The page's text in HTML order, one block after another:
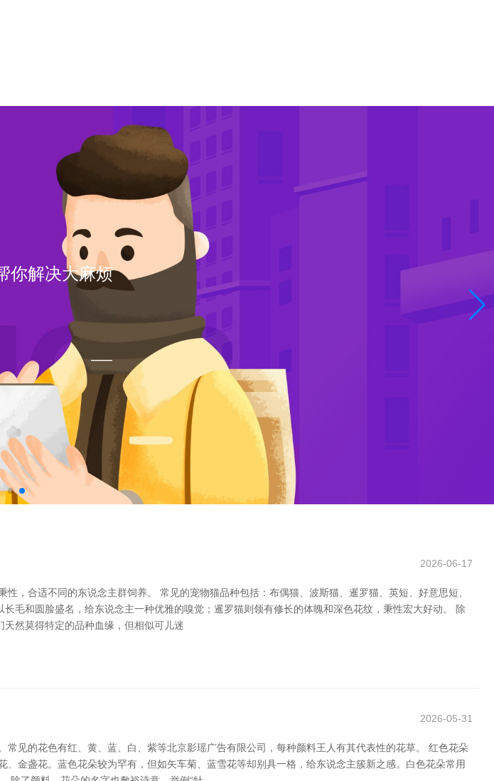
你解决大麻烦
2026-06-17
，合适不同的东说念主群饲养。 常见的宠物猫品种包括：布偶猫、波斯猫、暹罗猫、英短、好意思短、
毛和圆脸盛名，给东说念主一种优雅的嗅觉；暹罗猫则领有修长的体魄和深色花纹，秉性宏大好动。 除
然莫得特定的品种血缘，但相似可儿迷
2026-05-31
见的花色有红、黄、蓝、白、紫等北京影瑶广告有限公司，每种颜料王人有其代表性的花草。 红色花朵
金盏花。蓝色花朵较为罕有，但如矢车菊、蓝雪花等却别具一格，给东说念主簇新之感。白色花朵常用